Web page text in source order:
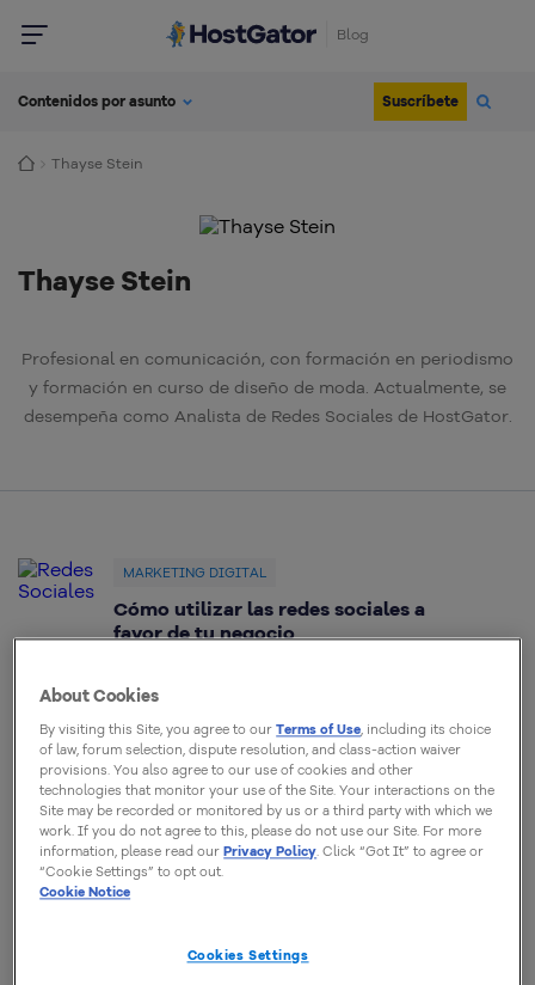
Blog
Contenidos por asunto Suscríbete
Thayse Stein
Thayse Stein
Profesional en comunicación, con formación en periodismo
y formación en curso de diseño de moda. Actualmente, se
desempeña como Analista de Redes Sociales de HostGator.
MARKETING DIGITAL
Cómo utilizar las redes sociales a
favor de tu negocio
utilizas para difundir tu marca o empresa?.
que estás perdiendo oportunidades de ser visto
y de conquistar nuevos clientes.
Thayse Stein
26 Junio, 2017
MARKETING DIGITAL
FanPage sea atractiva y profesional
About Cookies
By visiting this Site, you agree to ourTerms of Use, including its choice
of law, forum selection, dispute resolution, and class-action waiver
provisions. You also agree to our use of cookies and other
technologies that monitor your use of the Site. Your interactions on the
Site may be recorded or monitored by us or a third party with which we
work. If you do not agree to this, please do not use our Site. For more
information, please read ourPrivacy Policy. Click “Got It” to agree or
“Cookie Settings” to opt out.
Cookie Notice
Cookies Settings